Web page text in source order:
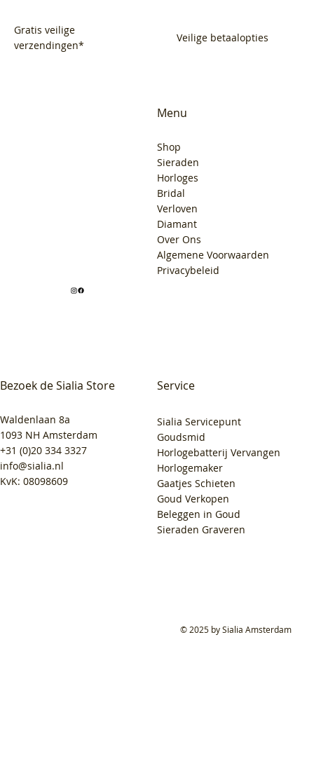
Gratis veilige
verzendingen*
Veilige betaalopties
Bezoek de Sialia Store
Waldenlaan 8a
1093 NH Amsterdam
+31 (0)20 334 3327
info@sialia.nl
KvK: 08098609
Menu
Shop
Sieraden
Horloges
Bridal
Verloven
Diamant
Over Ons
Algemene Voorwaarden
Privacybeleid
Service
Sialia Servicepunt
Goudsmid
Horlogebatterij Vervangen
Horlogemaker
Gaatjes Schieten
Goud Verkopen
Beleggen in Goud
Sieraden Graveren
© 2025 by Sialia Amsterdam